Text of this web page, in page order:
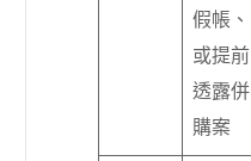
假帳、
或提前
透露併
購案